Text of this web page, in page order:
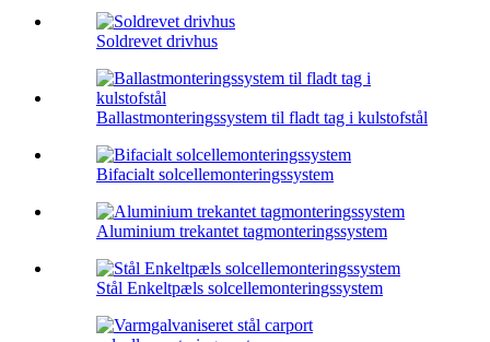
Soldrevet drivhus
Ballastmonteringssystem til fladt tag i kulstofstål
Bifacialt solcellemonteringssystem
Aluminium trekantet tagmonteringssystem
Stål Enkeltpæls solcellemonteringssystem